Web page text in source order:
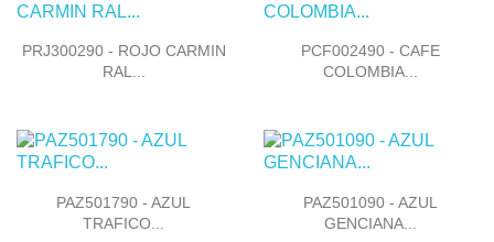
Vista rápida
PRJ300290 - ROJO CARMIN
RAL...
Vista rápida
PCF002490 - CAFE
COLOMBIA...
Vista rápida
PAZ501790 - AZUL
TRAFICO...
Vista rápida
PAZ501090 - AZUL
GENCIANA...